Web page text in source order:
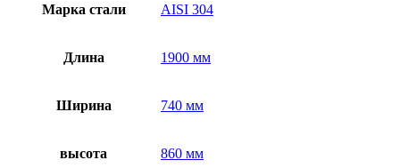
Марка стали AISI 304
Длина 1900 мм
Ширина 740 мм
высота 860 мм